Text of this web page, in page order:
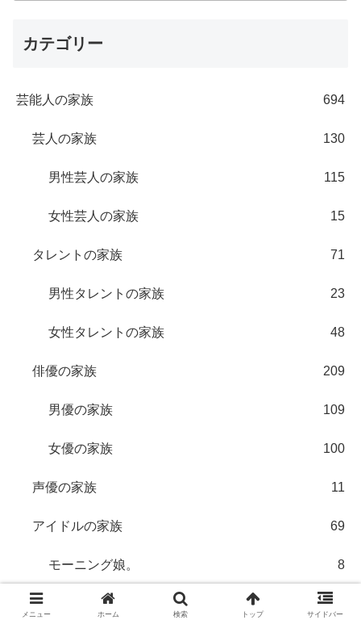
カテゴリー
芸能人の家族 694
芸人の家族 130
男性芸人の家族 115
女性芸人の家族 15
タレントの家族 71
男性タレントの家族 23
女性タレントの家族 48
俳優の家族 209
男優の家族 109
女優の家族 100
声優の家族 11
アイドルの家族 69
モーニング娘。 8
乃木坂46の家族
メニュー ホーム 検索 トップ サイドバー